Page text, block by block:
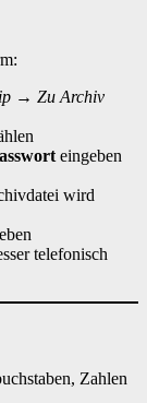
→ Zu Archiv
eingeben
wird
telefonisch
Zahlen